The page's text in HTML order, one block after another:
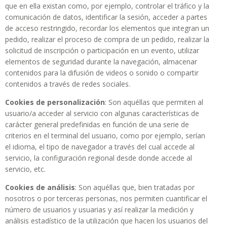
que en ella existan como, por ejemplo, controlar el tráfico y la
comunicación de datos, identificar la sesión, acceder a partes
de acceso restringido, recordar los elementos que integran un
pedido, realizar el proceso de compra de un pedido, realizar la
solicitud de inscripción o participación en un evento, utilizar
elementos de seguridad durante la navegación, almacenar
contenidos para la difusión de videos o sonido o compartir
contenidos a través de redes sociales.
Cookies de personalización: Son aquéllas que permiten al
usuario/a acceder al servicio con algunas características de
carácter general predefinidas en función de una serie de
criterios en el terminal del usuario, como por ejemplo, serían
el idioma, el tipo de navegador a través del cual accede al
servicio, la configuración regional desde donde accede al
servicio, etc.
Cookies de análisis: Son aquéllas que, bien tratadas por
nosotros o por terceras personas, nos permiten cuantificar el
número de usuarios y usuarias y así realizar la medición y
análisis estadístico de la utilización que hacen los usuarios del